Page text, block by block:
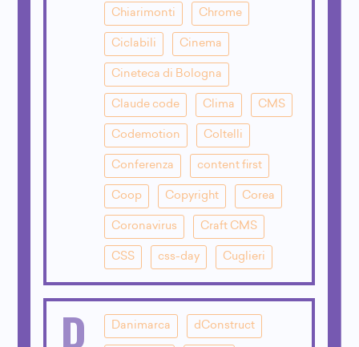
Chiarimonti Chrome
Ciclabili Cinema
Cineteca di Bologna
Claude code Clima CMS
Codemotion Coltelli
Conferenza content first
Coop Copyright Corea
Coronavirus Craft CMS
CSS css-day Cuglieri
D Danimarca dConstruct